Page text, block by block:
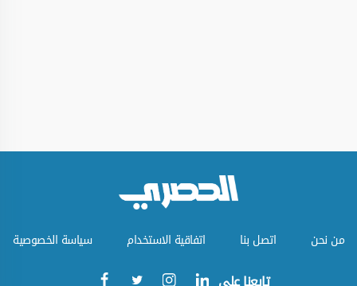
من نحن اتصل بنا اتفاقية الاستخدام سياسة الخصوصية